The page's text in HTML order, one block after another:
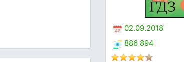
02.09.2018
886 894